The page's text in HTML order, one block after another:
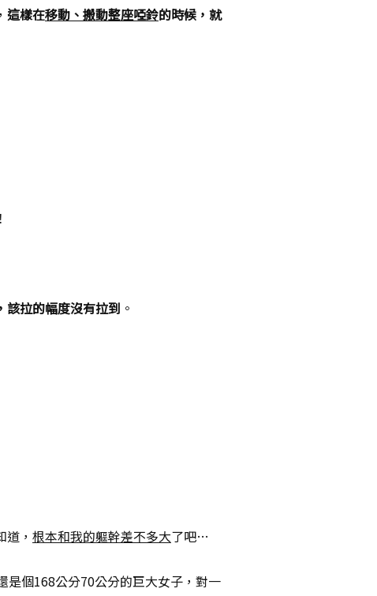
這樣在移動、搬動整座啞鈴的時候，就
該拉的幅度沒有拉到 。
， 根本和我的軀幹差不多大了吧…
是個168公分70公分的巨大女子，對一